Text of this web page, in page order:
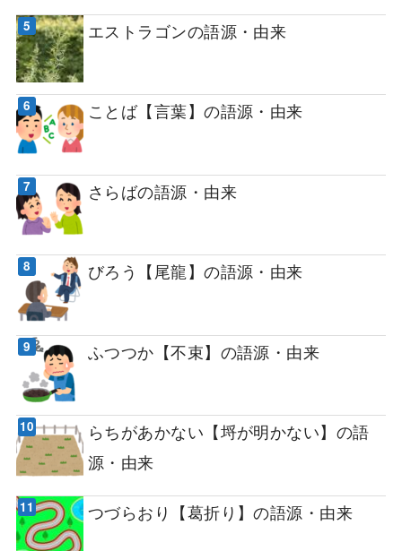
エストラゴンの語源・由来
ことば【言葉】の語源・由来
さらばの語源・由来
びろう【尾龍】の語源・由来
ふつつか【不束】の語源・由来
らちがあかない【埒が明かない】の語
源・由来
つづらおり【葛折り】の語源・由来